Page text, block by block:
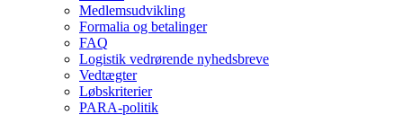
Medlemsudvikling
Formalia og betalinger
FAQ
Logistik vedrørende nyhedsbreve
Vedtægter
Løbskriterier
PARA-politik